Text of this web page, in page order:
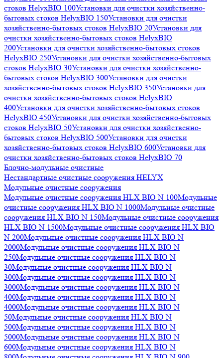
стоков HelyxBIO 100Установки для очистки хозяйственно-
бытовых стоков HelyxBIO 150Установки для очистки
хозяйственно-бытовых стоков HelyxBIO 20Установки для
очистки хозяйственно-бытовых стоков HelyxBIO
200Установки для очистки хозяйственно-бытовых стоков
HelyxBIO 250Установки для очистки хозяйственно-бытовых
стоков HelyxBIO 30Установки для очистки хозяйственно-
бытовых стоков HelyxBIO 300Установки для очистки
хозяйственно-бытовых стоков HelyxBIO 350Установки для
очистки хозяйственно-бытовых стоков HelyxBIO
400Установки для очистки хозяйственно-бытовых стоков
HelyxBIO 450Установки для очистки хозяйственно-бытовых
стоков HelyxBIO 50Установки для очистки хозяйственно-
бытовых стоков HelyxBIO 500Установки для очистки
хозяйственно-бытовых стоков HelyxBIO 600Установки для
очистки хозяйственно-бытовых стоков HelyxBIO 70
Блочно-модульные очистные
Нестандартные очистные сооружения HELYX
Модульные очистные сооружения
Модульные очистные сооружения HLX BIO N 100Модульные
очистные сооружения HLX BIO N 1000Модульные очистные
сооружения HLX BIO N 150Модульные очистные сооружения
HLX BIO N 1500Модульные очистные сооружения HLX BIO
N 200Модульные очистные сооружения HLX BIO N
2000Модульные очистные сооружения HLX BIO N
250Модульные очистные сооружения HLX BIO N
30Модульные очистные сооружения HLX BIO N
300Модульные очистные сооружения HLX BIO N
3000Модульные очистные сооружения HLX BIO N
400Модульные очистные сооружения HLX BIO N
4000Модульные очистные сооружения HLX BIO N
50Модульные очистные сооружения HLX BIO N
500Модульные очистные сооружения HLX BIO N
5000Модульные очистные сооружения HLX BIO N
600Модульные очистные сооружения HLX BIO N